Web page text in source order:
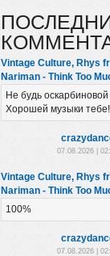
Vintage Culture, Rhys
Nariman - Think Too
Не будь
Хорошей музыки тебе!
07.08.2026 |
Vintage Culture, Rhys
Nariman - Think Too
100%
07.08.2026 |